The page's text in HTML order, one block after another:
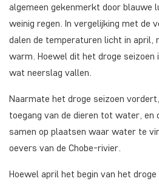
algemeen gekenmerkt door blauwe
weinig regen. In vergelijking met de
dalen de temperaturen licht in april,
warm. Hoewel dit het droge seizoen
wat neerslag vallen.
Naarmate het droge seizoen
toegang van de dieren tot water, en
samen op plaatsen waar water te
oevers van de Chobe-rivier.
Hoewel april het begin van het